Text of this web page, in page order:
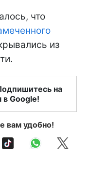
что
из
на
в Google!
вам удобно!